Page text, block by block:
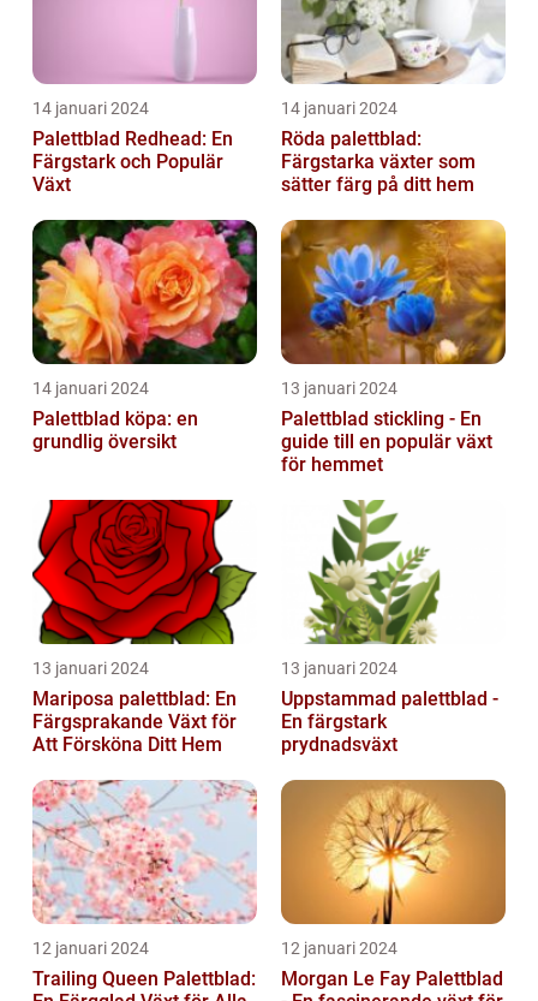
14 januari 2024
Palettblad Redhead: En
Färgstark och Populär
Växt
14 januari 2024
Röda palettblad:
Färgstarka växter som
sätter färg på ditt hem
14 januari 2024
Palettblad köpa: en
grundlig översikt
13 januari 2024
Palettblad stickling - En
guide till en populär växt
för hemmet
13 januari 2024
Mariposa palettblad: En
Färgsprakande Växt för
Att Försköna Ditt Hem
13 januari 2024
Uppstammad palettblad -
En färgstark
prydnadsväxt
12 januari 2024
Trailing Queen Palettblad:
12 januari 2024
Morgan Le Fay Palettblad